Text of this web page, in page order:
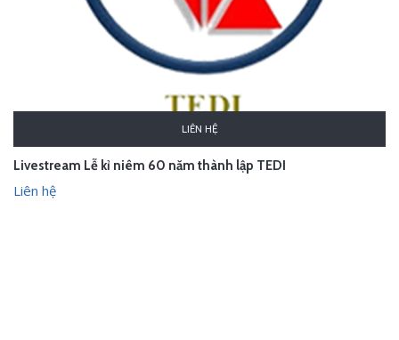
LIÊN HỆ
Livestream Lễ kỉ niêm 60 năm thành lập TEDI
Liên hệ